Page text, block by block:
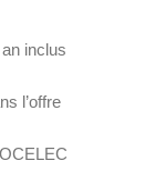
inclus
l’offre